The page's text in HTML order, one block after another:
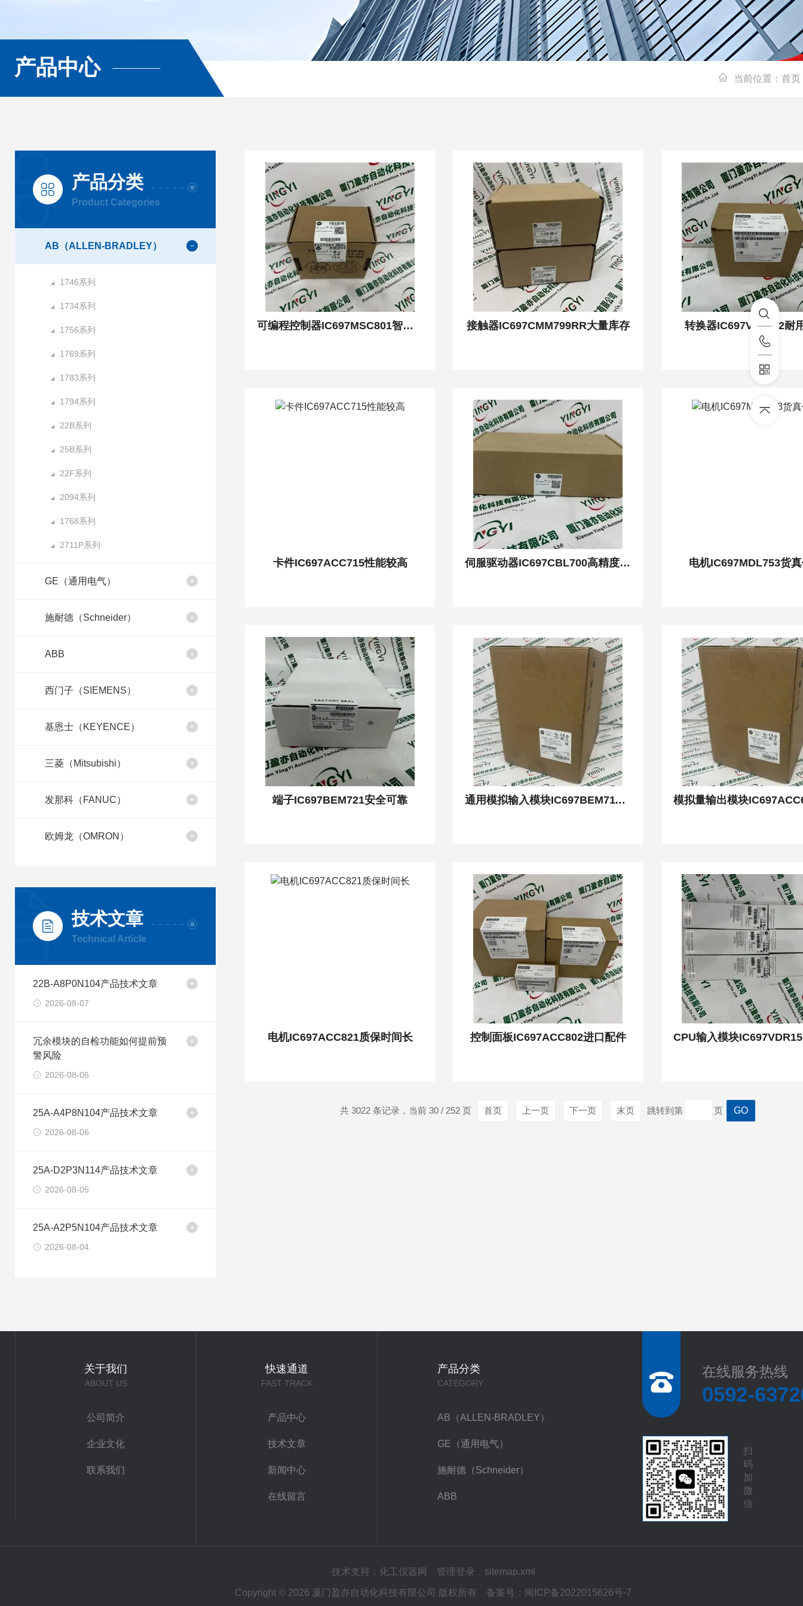
产品中心 当前位置： 首页
产品分类
Product Categories
AB（ALLEN-BRADLEY）
1746系列
1734系列
1756系列
1769系列
1783系列
1794系列
22B系列
25B系列
22F系列
2094系列
1768系列
2711P系列
GE（通用电气）
施耐德（Schneider）
ABB
西门子（SIEMENS）
基恩士（KEYENCE）
三菱（Mitsubishi）
发那科（FANUC）
欧姆龙（OMRON）
技术文章
Technical Article
22B-A8P0N104产品技术文章
2026-08-07
冗余模块的自检功能如何提前预
警风险
2026-08-06
25A-A4P8N104产品技术文章
2026-08-06
25A-D2P3N114产品技术文章
2026-08-05
25A-A2P5N104产品技术文章
2026-08-04
可编程控制器IC697MSC801智能化 接触器IC697CMM799RR大量库存 转换器IC697VAL132耐
卡件IC697ACC715性能较高 伺服驱动器IC697CBL700高精度调速 电机IC697MDL753货
端子IC697BEM721安全可靠 通用模拟输入模块IC697BEM711一体式安装静电保护
电机IC697ACC821质保时间长 控制面板IC697ACC802进口配件
共 3022 条记录，当前 30 / 252 页 首页 上一页 下一页 末页 跳转到第 页
关于我们
ABOUT US
公司简介
企业文化
联系我们
快速通道
FAST TRACK
产品中心
技术文章
新闻中心
在线留言
产品分类
CATEGORY
AB（ALLEN-BRADLEY）
GE（通用电气）
施耐德（Schneider）
ABB
在线服务热线
0592-
扫
码
加
微
信
技术支持： 化工仪器网 管理登录 sitemap.xml
Copyright © 2026 厦门盈亦自动化科技有限公司 版权所有 备案号： 闽ICP备2022015626号-7